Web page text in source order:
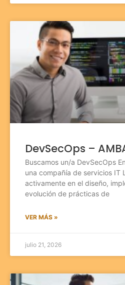
DevSecOps –
Buscamos un/a DevSecOps
una compañía de servicios IT
activamente en el diseño,
evolución de prácticas de
VER MÁS »
julio 21, 2026